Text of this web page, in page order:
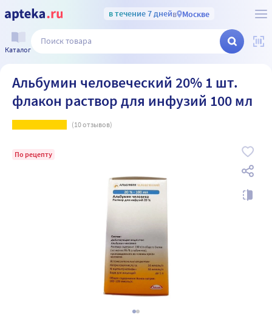
в течение 7 днейв Москве
Каталог
Альбумин человеческий 20% 1 шт.
флакон раствор для инфузий 100 мл
(10отзывов)
По рецепту